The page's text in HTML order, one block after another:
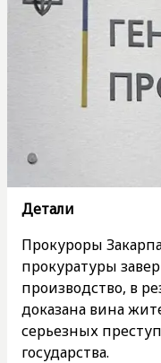
Детали
Прокуроры
прокуратуры
производство, в
доказана вина
серьезных
государства.